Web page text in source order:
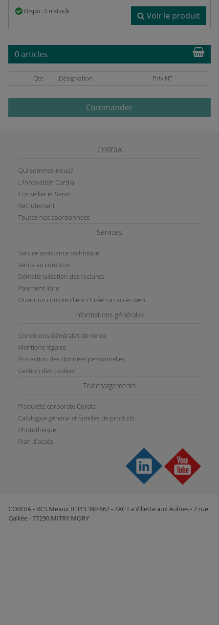
Dispo : En stock Voir le produit
0 articles
Qté Désignation Prix HT
Commander
CORDIA
Qui sommes-nous?
L'innovation Cordia
Conseiller et Servir
Recrutement
Toutes nos coordonnées
Services
Service assistance technique
Vente au comptoir
Dématérialisation des factures
Paiement libre
Ouvrir un compte client / Créer un accès web
Informations générales
Conditions Générales de Vente
Mentions légales
Protection des données personnelles
Gestion des cookies
Téléchargements
Plaquette corporate Cordia
Catalogue général et familles de produits
Photothèque
Plan d'accès
CORDIA - RCS Meaux B 343 390 662 - ZAC La Villette aux Aulnes - 2 rue
Galilée - 77290 MITRY MORY